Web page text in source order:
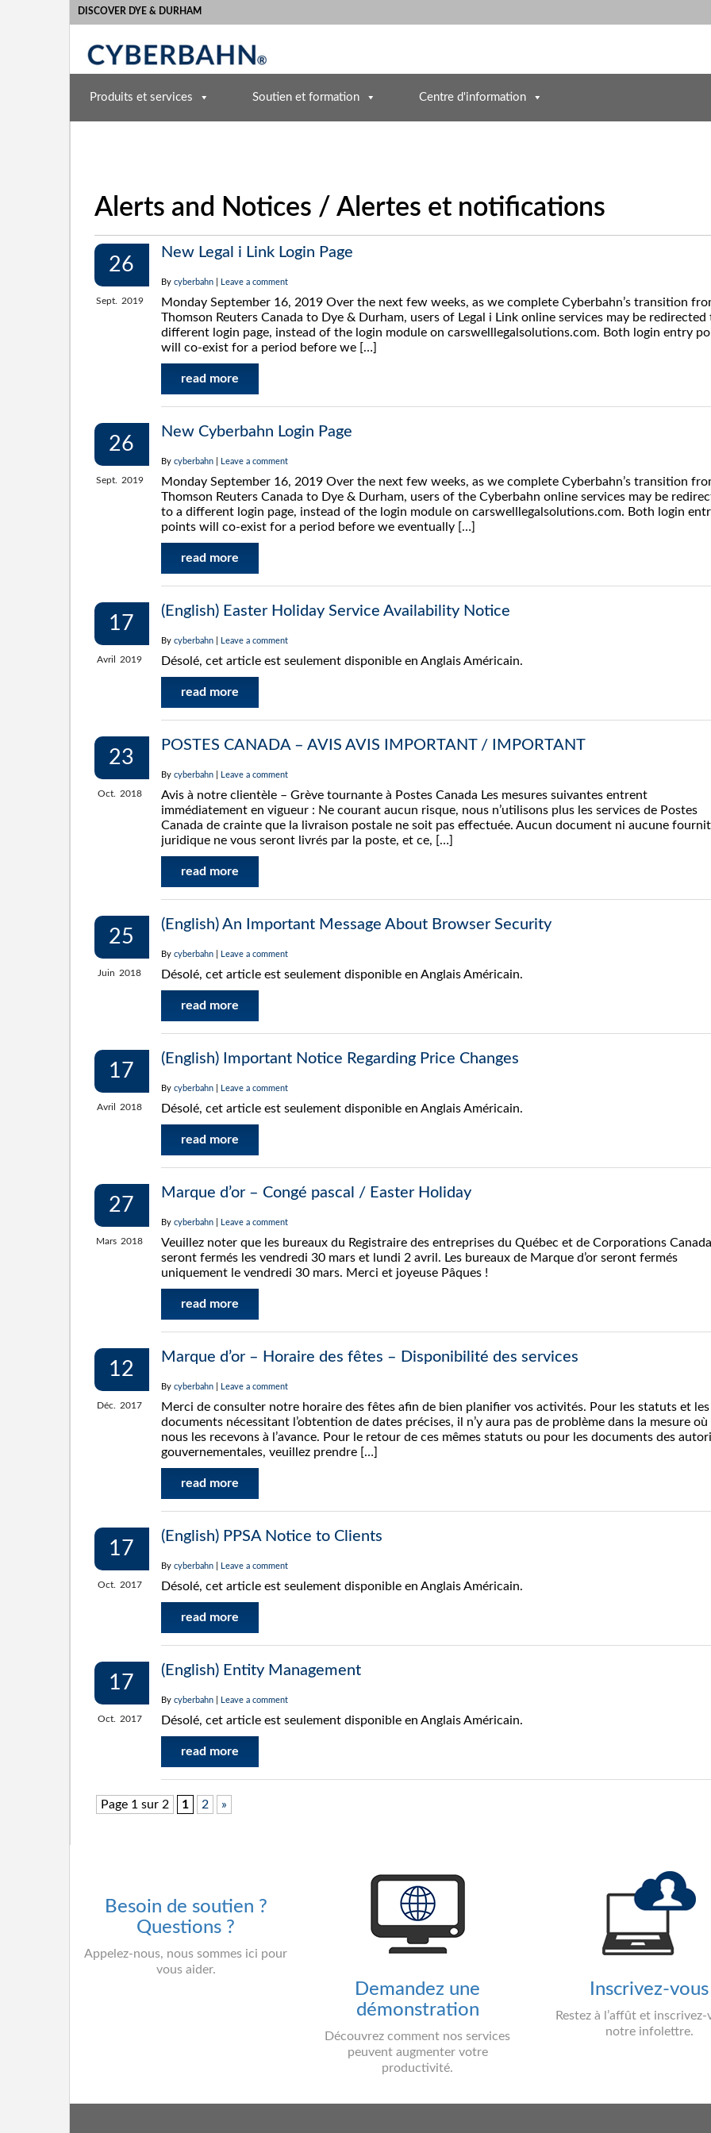
DISCOVER DYE & DURHAM
Produits et services Soutien et formation Centre d'information
Alerts and Notices / Alertes et notifications
26
Sept. 2019
New Legal i Link Login Page
By cyberbahn| Leave a comment
Monday September 16, 2019 Over the next few weeks, as we complete Cyberbahn’s transition
Thomson Reuters Canada to Dye & Durham, users of Legal i Link online services may be redirected
different login page, instead of the login module on carswelllegalsolutions.com. Both login entry
will co-exist for a period before we […]
read more
26
Sept. 2019
New Cyberbahn Login Page
By cyberbahn| Leave a comment
Monday September 16, 2019 Over the next few weeks, as we complete Cyberbahn’s transition
Thomson Reuters Canada to Dye & Durham, users of the Cyberbahn online services may be
to a different login page, instead of the login module on carswelllegalsolutions.com. Both login
points will co-exist for a period before we eventually […]
read more
17
Avril 2019
(English) Easter Holiday Service Availability Notice
By cyberbahn| Leave a comment
Désolé, cet article est seulement disponible en Anglais Américain.
read more
23
Oct. 2018
POSTES CANADA – AVIS AVIS IMPORTANT / IMPORTANT
By cyberbahn| Leave a comment
Avis à notre clientèle – Grève tournante à Postes Canada Les mesures suivantes entrent
immédiatement en vigueur : Ne courant aucun risque, nous n’utilisons plus les services de Postes
Canada de crainte que la livraison postale ne soit pas effectuée. Aucun document ni aucune
juridique ne vous seront livrés par la poste, et ce, […]
read more
25
Juin 2018
(English) An Important Message About Browser Security
By cyberbahn| Leave a comment
Désolé, cet article est seulement disponible en Anglais Américain.
read more
17
Avril 2018
(English) Important Notice Regarding Price Changes
By cyberbahn| Leave a comment
Désolé, cet article est seulement disponible en Anglais Américain.
read more
27
Mars 2018
Marque d’or – Congé pascal / Easter Holiday
By cyberbahn| Leave a comment
Veuillez noter que les bureaux du Registraire des entreprises du Québec et de Corporations Canada
seront fermés les vendredi 30 mars et lundi 2 avril. Les bureaux de Marque d’or seront fermés
uniquement le vendredi 30 mars. Merci et joyeuse Pâques !
read more
12
Déc. 2017
Marque d’or – Horaire des fêtes – Disponibilité des services
By cyberbahn| Leave a comment
Merci de consulter notre horaire des fêtes afin de bien planifier vos activités. Pour les statuts et les
documents nécessitant l’obtention de dates précises, il n’y aura pas de problème dans la mesure où
nous les recevons à l’avance. Pour le retour de ces mêmes statuts ou pour les documents des
gouvernementales, veuillez prendre […]
read more
17
Oct. 2017
(English) PPSA Notice to Clients
By cyberbahn| Leave a comment
Désolé, cet article est seulement disponible en Anglais Américain.
read more
17
Oct. 2017
(English) Entity Management
By cyberbahn| Leave a comment
Désolé, cet article est seulement disponible en Anglais Américain.
read more
Page 1 sur 2 1 2 »
Besoin de soutien ?
Questions ?
Appelez-nous, nous sommes ici pour
vous aider.
Demandez une
démonstration
Découvrez comment nos services
peuvent augmenter votre
productivité.
Inscrivez-vous
Restez à l’affût et inscrivez-
notre infolettre.